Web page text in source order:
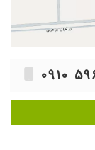
۲۵۰۲